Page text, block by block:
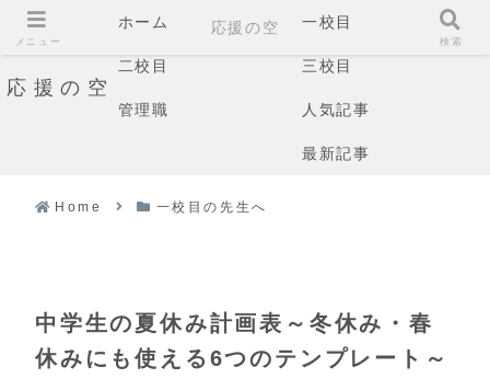
応援の空
ホーム 一校目
二校目 三校目
管理職 人気記事
最新記事
Home 一校目の先生へ
中学生の夏休み計画表～冬休み・春
休みにも使える6つのテンプレート～
メニュー
応援の空
検索